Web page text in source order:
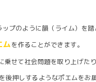
プのように韻（ライム）を踏
ムを作ることができます。
乗せて社会問題を取り上げたり
後押しするようなポエムをお